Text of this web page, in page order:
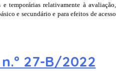
temporárias relativamente à avaliação,
e secundário e para efeitos de acesso
27-B/2022